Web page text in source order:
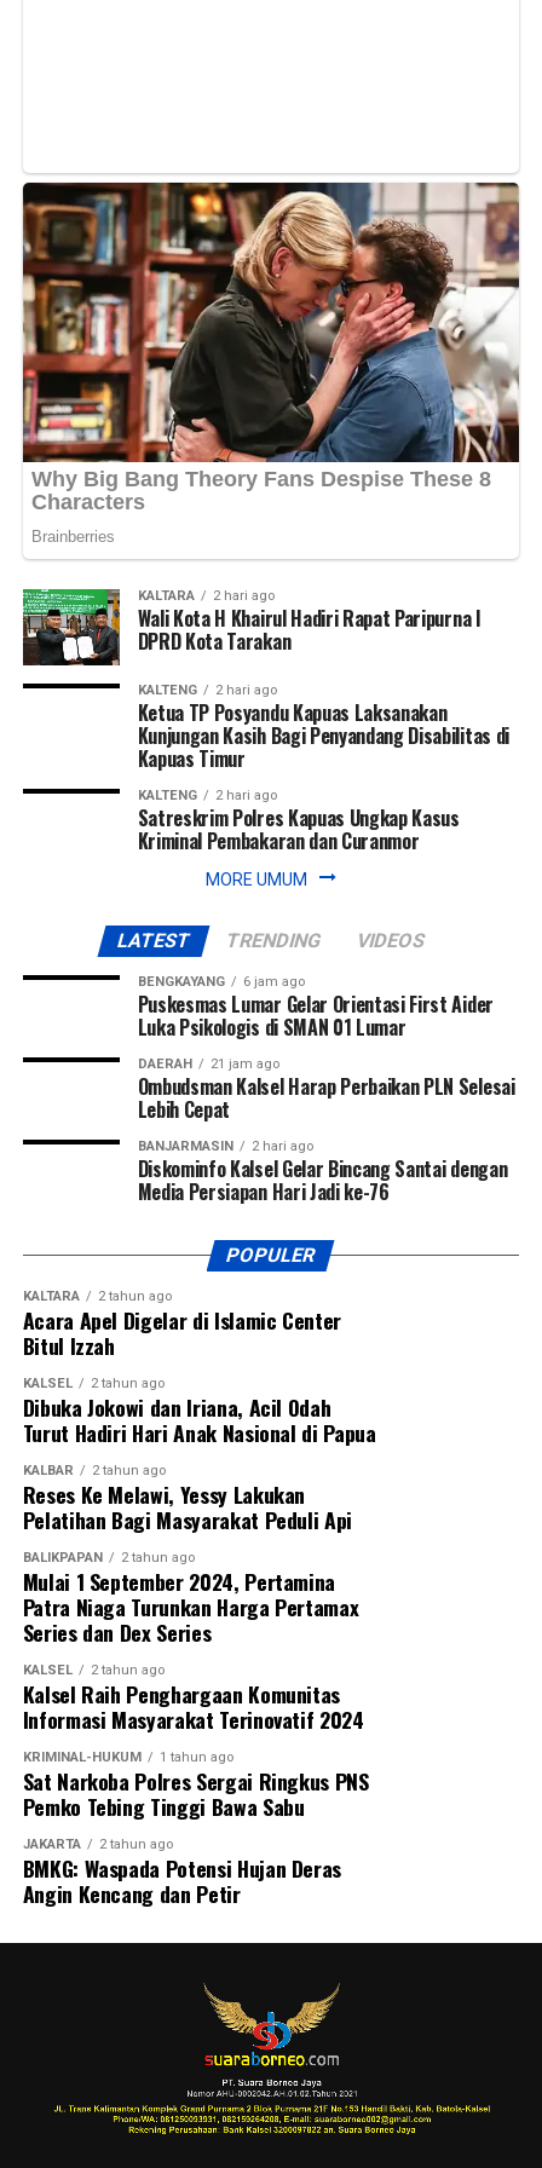
KALTARA 2 hari ago
Wali Kota H Khairul Hadiri Rapat Paripurna I
DPRD Kota Tarakan
KALTENG 2 hari ago
Ketua TP Posyandu Kapuas Laksanakan
Kunjungan Kasih Bagi Penyandang Disabilitas di
Kapuas Timur
KALTENG 2 hari ago
Satreskrim Polres Kapuas Ungkap Kasus
Kriminal Pembakaran dan Curanmor
MORE UMUM
LATEST TRENDING VIDEOS
BENGKAYANG 6 jam ago
Puskesmas Lumar Gelar Orientasi First Aider
Luka Psikologis di SMAN 01 Lumar
DAERAH 21 jam ago
Ombudsman Kalsel Harap Perbaikan PLN Selesai
Lebih Cepat
BANJARMASIN 2 hari ago
Diskominfo Kalsel Gelar Bincang Santai dengan
Media Persiapan Hari Jadi ke-76
POPULER
KALTARA 2 tahun ago
Acara Apel Digelar di Islamic Center
Bitul Izzah
KALSEL 2 tahun ago
Dibuka Jokowi dan Iriana, Acil Odah
Turut Hadiri Hari Anak Nasional di Papua
KALBAR 2 tahun ago
Reses Ke Melawi, Yessy Lakukan
Pelatihan Bagi Masyarakat Peduli Api
BALIKPAPAN 2 tahun ago
Mulai 1 September 2024, Pertamina
Patra Niaga Turunkan Harga Pertamax
Series dan Dex Series
KALSEL 2 tahun ago
Kalsel Raih Penghargaan Komunitas
Informasi Masyarakat Terinovatif 2024
KRIMINAL-HUKUM 1 tahun ago
Sat Narkoba Polres Sergai Ringkus PNS
Pemko Tebing Tinggi Bawa Sabu
JAKARTA 2 tahun ago
BMKG: Waspada Potensi Hujan Deras
Angin Kencang dan Petir